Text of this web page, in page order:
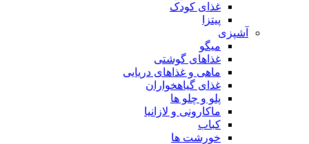
غذای کودک
پیتزا
آشپزی
میگو
غذاهای گوشتی
ماهی و غذاهای دریایی
غذای گیاهخواران
پلو و چلو ها
ماکارونی و لازانیا
کباب
خورشت ها